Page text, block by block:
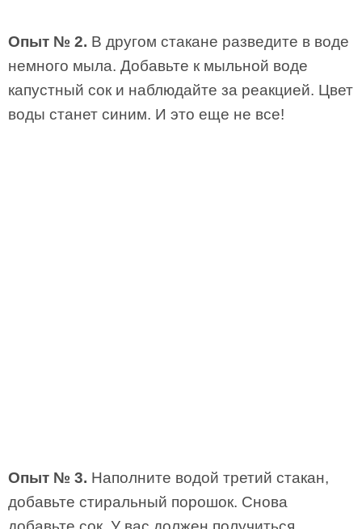
Опыт № 2. В другом стакане разведите в воде
немного мыла. Добавьте к мыльной воде
капустный сок и наблюдайте за реакцией. Цвет
воды станет синим. И это еще не все!
Опыт № 3. Наполните водой третий стакан,
добавьте стиральный порошок. Снова